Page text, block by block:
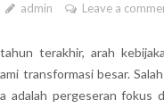
admin Leave a
terakhir, arah
transformasi besar.
adalah pergeseran fokus